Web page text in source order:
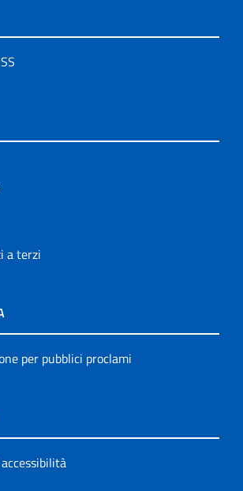
a terzi
per pubblici proclami